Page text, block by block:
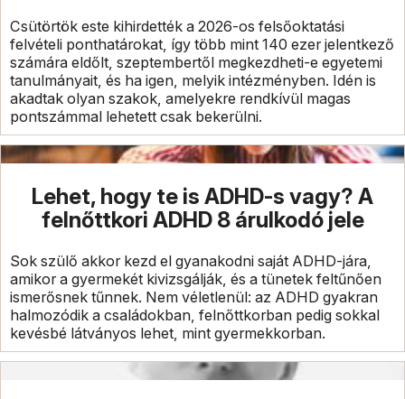
Csütörtök este kihirdették a 2026-os felsőoktatási
felvételi ponthatárokat, így több mint 140 ezer jelentkező
számára eldőlt, szeptembertől megkezdheti-e egyetemi
tanulmányait, és ha igen, melyik intézményben. Idén is
akadtak olyan szakok, amelyekre rendkívül magas
pontszámmal lehetett csak bekerülni.
Lehet, hogy te is ADHD-s vagy? A
felnőttkori ADHD 8 árulkodó jele
Sok szülő akkor kezd el gyanakodni saját ADHD-jára,
amikor a gyermekét kivizsgálják, és a tünetek feltűnően
ismerősnek tűnnek. Nem véletlenül: az ADHD gyakran
halmozódik a családokban, felnőttkorban pedig sokkal
kevésbé látványos lehet, mint gyermekkorban.